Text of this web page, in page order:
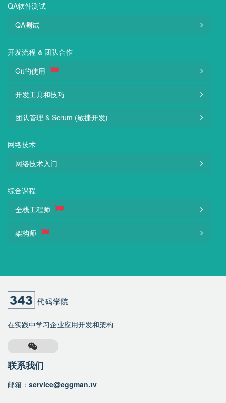
QA软件测试
QA测试
开发流程 & 团队合作
Git的使用
开发工具和技巧
团队管理 & Scrum (敏捷开发)
网络技术
网络技术入门
综合课程
全栈工程师
架构师
在实践中学习企业应用开发和架构
联系我们
邮箱： service@eggman.tv